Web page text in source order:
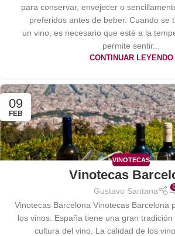
para conservar, envejecer o
preferidos antes de beber. Cuando se
un vino, es necesario que esté a la
permite sentir...
CONTINUAR LEYENDO
09
FEB
VINOTECAS
Vinotecas
Gustavo Santana 0
Vinotecas Barcelona Vinotecas Barcelona
los vinos. España tiene una gran
cultura del vino. La calidad de los